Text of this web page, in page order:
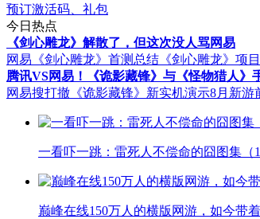
预订激活码、礼包
今日热点
《剑心雕龙》解散了，但这次没人骂网易
网易《剑心雕龙》首测总结 《剑心雕龙》项
腾讯VS网易！《诡影藏锋》与《怪物猎人》
网易搜打撤《诡影藏锋》新实机演示8月新游
一看吓一跳：雷死人不偿命的囧图集（
巅峰在线150万人的横版网游，如今带